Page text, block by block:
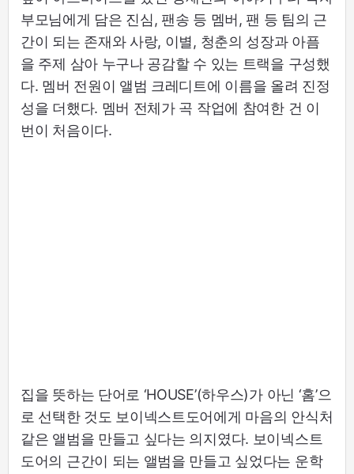
부모님에게 담은 진심, 팬송 등 멤버, 팬 등 팀의 근
간이 되는 존재와 사랑, 이별, 청춘의 성장과 아픔
을 주제 삼아 누구나 공감할 수 있는 트랙을 구성했
다. 멤버 전원이 앨범 크레디트에 이름을 올려 진정
성을 더했다. 멤버 전체가 곡 작업에 참여한 건 이
번이 처음이다.
집을 뜻하는 단어로 ‘HOUSE’(하우스)가 아닌 ‘홈’으
로 선택한 것도 보이넥스트도어에게 마음의 안식처
같은 앨범을 만들고 싶다는 의지였다. 보이넥스트
도어의 근간이 되는 앨범을 만들고 싶었다는 운학